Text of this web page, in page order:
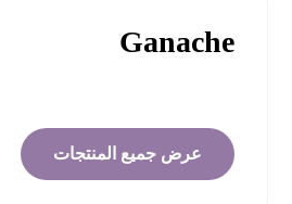
Ganache
عرض جميع المنتجات